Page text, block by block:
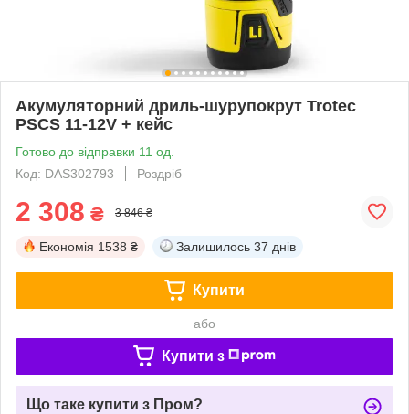
Акумуляторний дриль-шурупокрут Trotec
PSCS 11-12V + кейс
Готово до відправки 11 од.
Код: DAS302793
Роздріб
2 308 ₴ 3 846 ₴
Економія 1538 ₴ Залишилось 37 днів
Купити
або
Купити з
Що таке купити з Пром?